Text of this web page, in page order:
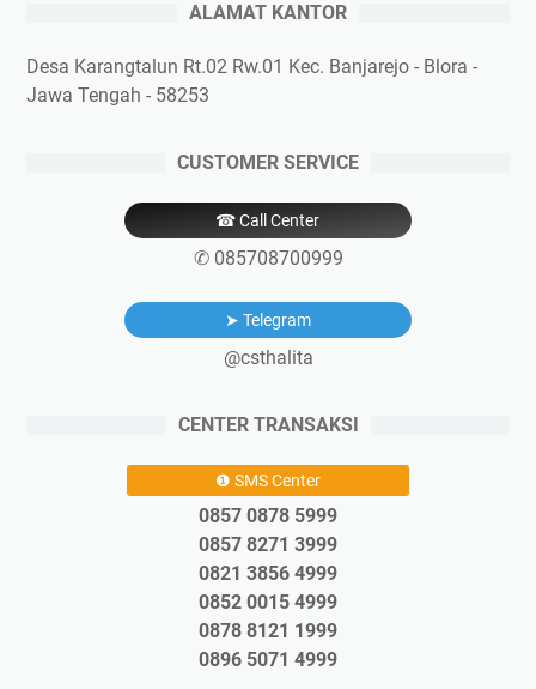
ALAMAT KANTOR
Desa Karangtalun Rt.02 Rw.01 Kec. Banjarejo - Blora -
Jawa Tengah - 58253
CUSTOMER SERVICE
☎ Call Center
✆ 085708700999
➤ Telegram
@csthalita
CENTER TRANSAKSI
❶ SMS Center
0857 0878 5999
0857 8271 3999
0821 3856 4999
0852 0015 4999
0878 8121 1999
0896 5071 4999